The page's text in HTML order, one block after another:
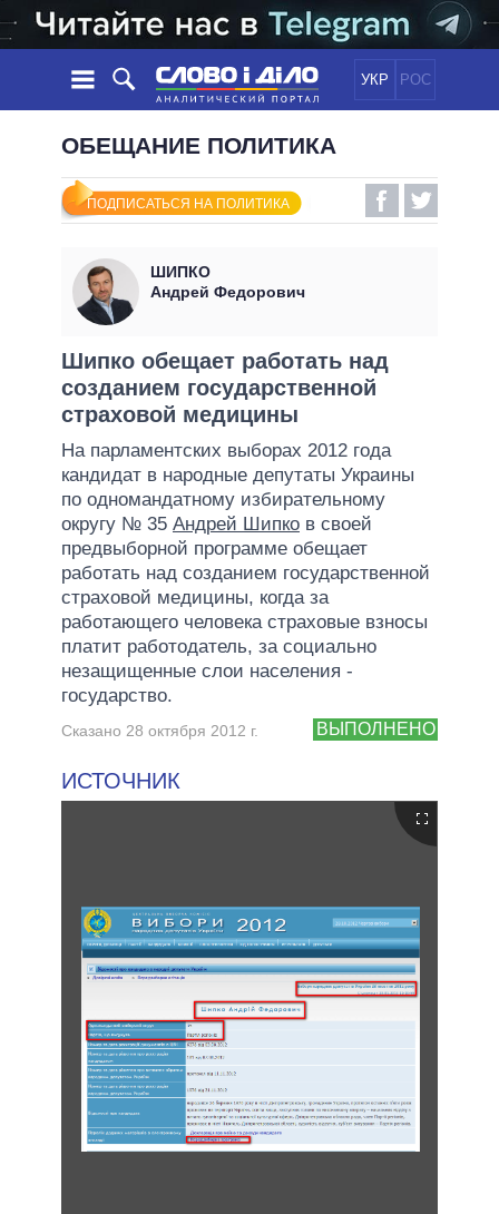
УКР РОС
НОВОСТИ
ЛЕНТА
СОБЫТИЯ
СТАТЬИ
МНЕНИЯ
ОБЗОРЫ
ДАЙДЖЕСТЫ
ПОЛИТИКА
ЭКОНОМИКА
МИР
ОБЕЩАНИЯ
ВСЕ ПОЛИТИКИ
ПРЕЗИДЕНТ И ОФИС
ВЕРХОВНАЯ РАДА
КАБИНЕТ МИНИСТРОВ
ГЛАВЫ ОБЛАДМИНИСТРАЦИЙ
МЭРЫ
ВСЕ ПЕРСОНЫ
ИНФОГРАФИКА
ПОДДЕРЖАТЬ
ОБЕЩАНИЕ ПОЛИТИКА
ПОДПИСАТЬСЯ НА ПОЛИТИКА
ШИПКО
Андрей Федорович
Шипко обещает работать над
созданием государственной
страховой медицины
На парламентских выборах 2012 года
кандидат в народные депутаты Украины
по одномандатному избирательному
округу № 35 Андрей Шипко в своей
предвыборной программе обещает
работать над созданием государственной
страховой медицины, когда за
работающего человека страховые взносы
платит работодатель, за социально
незащищенные слои населения -
государство.
ВЫПОЛНЕНО
Сказано 28 октября 2012 г.
ИСТОЧНИК